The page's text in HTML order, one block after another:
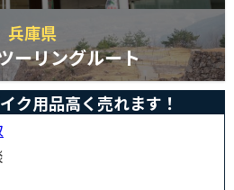
兵庫県
ーリングルート
ク用品高く売れます！